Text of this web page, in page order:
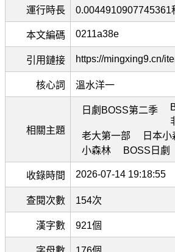
運行時長 0.0044910907745361
本文編碼 0211a38e
引用鏈接 https://mingxing9.cn/
核心詞 溫水洋一
相關主題
日劇BOSS第二季
老大第一部
日本小
小森林
BOSS日劇
收錄時間 2026-07-14 19:18:55
查閱次數 154次
漢字數 921個